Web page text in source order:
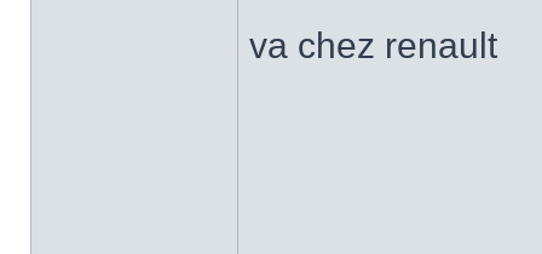
va chez renault